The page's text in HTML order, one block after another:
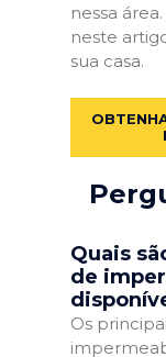
nessa
neste
sua casa.
Quais
de
Os